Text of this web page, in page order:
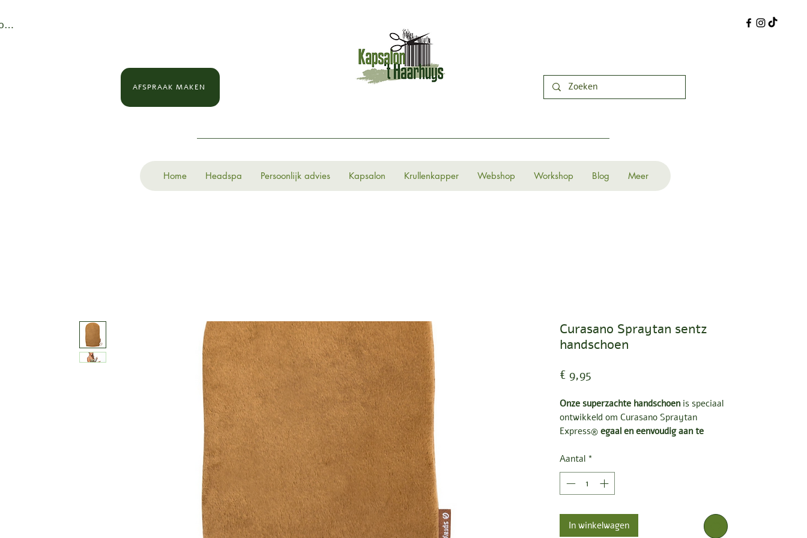
AFSPRAAK MAKEN
Home Headspa Persoonlijk advies Kapsalon Krullenkapper Webshop Workshop Blog Meer
Curasano Spraytan sentz
handschoen
€ 9,95
Onze superzachte handschoen is speciaal
ontwikkeld om Curasano Spraytan
Express® egaal en eenvoudig aan te
de tanning spray aan te brengen
opplaatsen waar vernevelen moeilijker is
zoals de achterkant van je benen, je rug,
duurzame handschoen die je gewoon kan
wassen in de wasmachine.
Aantal *
In winkelwagen